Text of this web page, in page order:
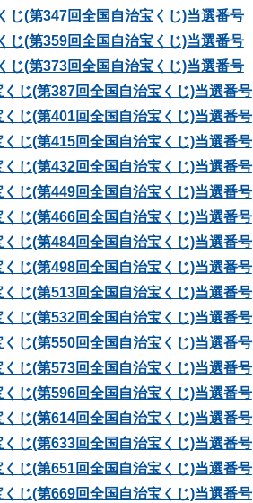
じ(第347回全国自治宝くじ)当選番号
じ(第359回全国自治宝くじ)当選番号
じ(第373回全国自治宝くじ)当選番号
じ(第387回全国自治宝くじ)当選番号
じ(第401回全国自治宝くじ)当選番号
じ(第415回全国自治宝くじ)当選番号
じ(第432回全国自治宝くじ)当選番号
じ(第449回全国自治宝くじ)当選番号
じ(第466回全国自治宝くじ)当選番号
じ(第484回全国自治宝くじ)当選番号
じ(第498回全国自治宝くじ)当選番号
じ(第513回全国自治宝くじ)当選番号
じ(第532回全国自治宝くじ)当選番号
じ(第550回全国自治宝くじ)当選番号
じ(第573回全国自治宝くじ)当選番号
じ(第596回全国自治宝くじ)当選番号
じ(第614回全国自治宝くじ)当選番号
じ(第633回全国自治宝くじ)当選番号
じ(第651回全国自治宝くじ)当選番号
じ(第669回全国自治宝くじ)当選番号